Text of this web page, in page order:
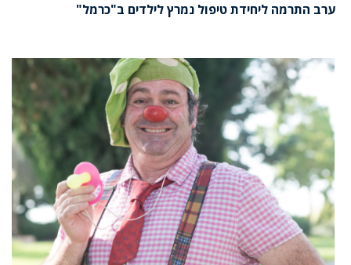
ערב התרמה ליחידת טיפול נמרץ לילדים ב"כרמל"